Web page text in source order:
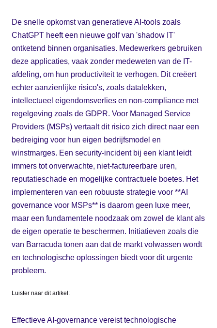
De snelle opkomst van generatieve AI-tools zoals
ChatGPT heeft een nieuwe golf van 'shadow IT'
ontketend binnen organisaties. Medewerkers gebruiken
deze applicaties, vaak zonder medeweten van de IT-
afdeling, om hun productiviteit te verhogen. Dit creëert
echter aanzienlijke risico's, zoals datalekken,
intellectueel eigendomsverlies en non-compliance met
regelgeving zoals de GDPR. Voor Managed Service
Providers (MSPs) vertaalt dit risico zich direct naar een
bedreiging voor hun eigen bedrijfsmodel en
winstmarges. Een security-incident bij een klant leidt
immers tot onverwachte, niet-factureerbare uren,
reputatieschade en mogelijke contractuele boetes. Het
implementeren van een robuuste strategie voor **AI
governance voor MSPs** is daarom geen luxe meer,
maar een fundamentele noodzaak om zowel de klant als
de eigen operatie te beschermen. Initiatieven zoals die
van Barracuda tonen aan dat de markt volwassen wordt
en technologische oplossingen biedt voor dit urgente
probleem.
Luister naar dit artikel:
Effectieve AI-governance vereist technologische